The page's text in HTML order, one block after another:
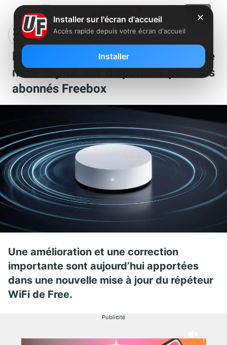
Répéteur WiFi de Free : une nouvelle
mise à jour est disponible pour les
abonnés Freebox
Une amélioration et une correction
importante sont aujourd’hui apportées
dans une nouvelle mise à jour du répéteur
WiFi de Free.
Publicité
✕
Installer sur l'écran d'accueil
Accès rapide depuis votre écran d'accueil
Installer